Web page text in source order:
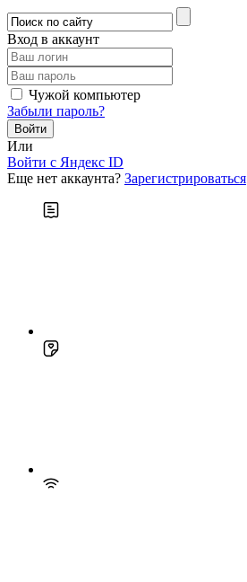
Вход в аккаунт
Чужой компьютер
Забыли пароль?
Или
Войти c Яндекс ID
Еще нет аккаунта? Зарегистрироваться